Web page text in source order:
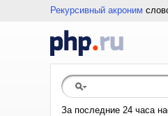
Рекурсивный акроним
За последние 24 часа